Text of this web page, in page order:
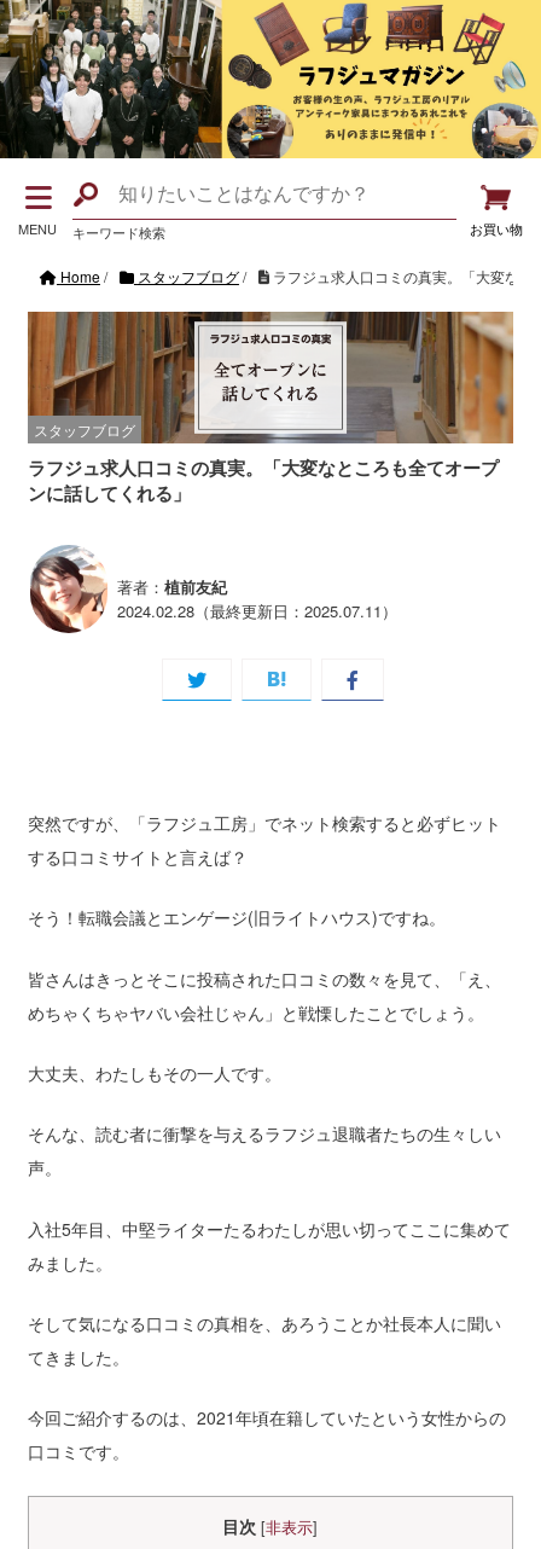
お買い物
MENU キーワード検索
Home/ スタッフブログ/ ラフジュ求人口コミの真実。「大変な
スタッフブログ
ラフジュ求人口コミの真実。「大変なところも全てオープ
ンに話してくれる」
著者： 植前友紀
2024.02.28（最終更新日：2025.07.11）
突然ですが、「ラフジュ工房」でネット検索すると必ずヒット
する口コミサイトと言えば？
そう！転職会議とエンゲージ(旧ライトハウス)ですね。
皆さんはきっとそこに投稿された口コミの数々を見て、「え、
めちゃくちゃヤバい会社じゃん」と戦慄したことでしょう。
大丈夫、わたしもその一人です。
そんな、読む者に衝撃を与えるラフジュ退職者たちの生々しい
声。
入社5年目、中堅ライターたるわたしが思い切ってここに集めて
みました。
そして気になる口コミの真相を、あろうことか社長本人に聞い
てきました。
今回ご紹介するのは、2021年頃在籍していたという女性からの
口コミです。
目次 [非表示]